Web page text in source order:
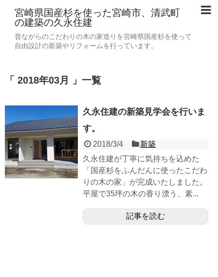
宮崎県国産杉を使った宮崎市、清武町
の建築の久永住建
昔ながらのこだわりの木の家造りを宮崎県国産杉を使って
自由設計の新築やリフォームを行っています。
2018年03月 一覧
久永住建の新築見学会を行いま
す。
2018/3/4
新築
久永住建が丁寧に気持ちを込めた
「国産杉をふんだんに使ったこだわ
りの木の家」が完成いたしました。
平屋で35坪の木の香り漂う、素...
記事を読む